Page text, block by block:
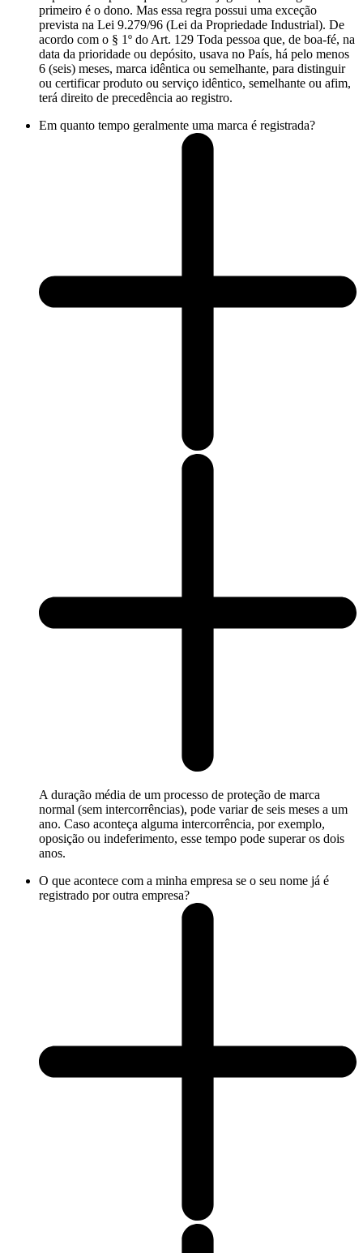
primeiro é o dono. Mas essa regra possui uma exceção
prevista na Lei 9.279/96 (Lei da Propriedade Industrial). De
acordo com o § 1º do Art. 129 Toda pessoa que, de boa-fé, na
data da prioridade ou depósito, usava no País, há pelo menos
6 (seis) meses, marca idêntica ou semelhante, para distinguir
ou certificar produto ou serviço idêntico, semelhante ou afim,
terá direito de precedência ao registro.
Em quanto tempo geralmente uma marca é registrada?
A duração média de um processo de proteção de marca
normal (sem intercorrências), pode variar de seis meses a um
ano. Caso aconteça alguma intercorrência, por exemplo,
oposição ou indeferimento, esse tempo pode superar os dois
anos.
O que acontece com a minha empresa se o seu nome já é
registrado por outra empresa?